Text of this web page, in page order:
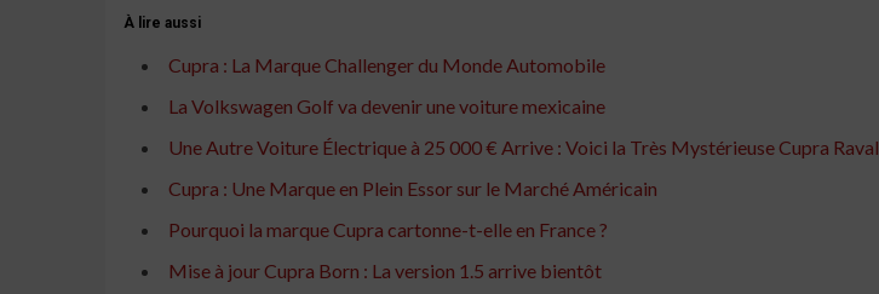
À lire aussi
Cupra : La Marque Challenger du Monde Automobile
La Volkswagen Golf va devenir une voiture mexicaine
Une Autre Voiture Électrique à 25 000 € Arrive : Voici la Très Mystérieuse Cupra Raval
Cupra : Une Marque en Plein Essor sur le Marché Américain
Pourquoi la marque Cupra cartonne-t-elle en France ?
Mise à jour Cupra Born : La version 1.5 arrive bientôt